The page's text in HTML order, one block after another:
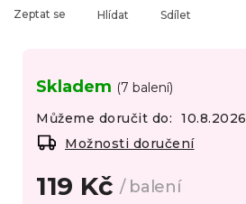
119 Kč/ balení
Skladem (7 balení)
Můžeme doručit do:
10.8.2026
Možnosti doručení
Zeptat se Hlídat Sdílet